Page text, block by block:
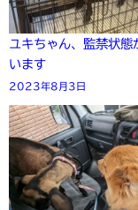
ユキちゃん、監禁状態
います
2023年8月3日